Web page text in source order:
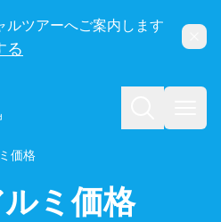
ルツアーへご案内します
る
非表
価格
ミ価格